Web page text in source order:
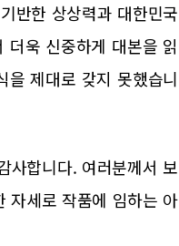
반한 상상력과 대한민국
더욱 신중하게 대본을 읽
을 제대로 갖지 못했습니
사합니다. 여러분께서 보
자세로 작품에 임하는 아